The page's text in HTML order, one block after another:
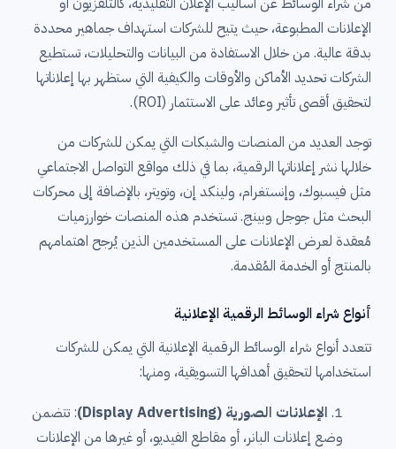
الإعلانات المطبوعة، حيث يتيح للشركات استهداف جماهير محددة
بدقة عالية. من خلال الاستفادة من البيانات والتحليلات، تستطيع
الشركات تحديد الأماكن والأوقات والكيفية التي ستظهر بها إعلاناتها
لتحقيق أقصى تأثير وعائد على الاستثمار (ROI).
توجد العديد من المنصات والشبكات التي يمكن للشركات من
خلالها نشر إعلاناتها الرقمية، بما في ذلك مواقع التواصل الاجتماعي
مثل فيسبوك، وإنستغرام، ولينكد إن، وتويتر، بالإضافة إلى محركات
البحث مثل جوجل وبينج. تستخدم هذه المنصات خوارزميات
مُعقدة لعرض الإعلانات على المستخدمين الذين يُرجح اهتمامهم
بالمنتج أو الخدمة المُقدمة.
أنواع شراء الوسائط الرقمية الإعلانية
تتعدد أنواع شراء الوسائط الرقمية الإعلانية التي يمكن للشركات
استخدامها لتحقيق أهدافها التسويقية، ومنها:
الإعلانات الصورية (Display Advertising)
: تتضمن
وضع إعلانات البانر، أو مقاطع الفيديو، أو غيرها من الإعلانات